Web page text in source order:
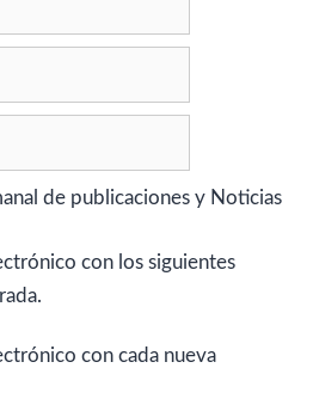
de publicaciones y Noticias
con los siguientes
con cada nueva